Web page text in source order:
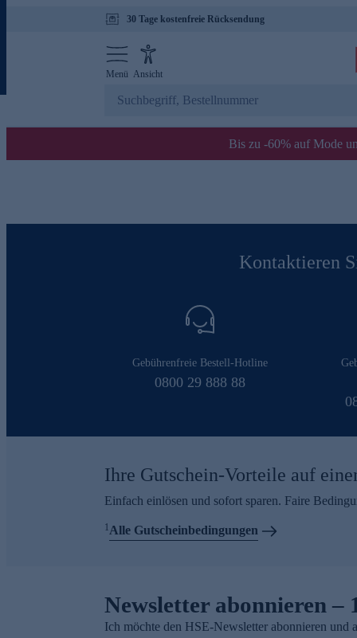
30 Tage kostenfreie Rücksendung
Menü Ansicht
Bis zu -60% auf Mode
Kontaktieren
Gebührenfreie Bestell-Hotline
0800 29 888 88
Ihre Gutschein-Vorteile auf
Einfach einlösen und sofort sparen. Faire
1Alle Gutscheinbedingungen
Newsletter abonnieren –
Ich möchte den HSE-Newsletter abonnieren und